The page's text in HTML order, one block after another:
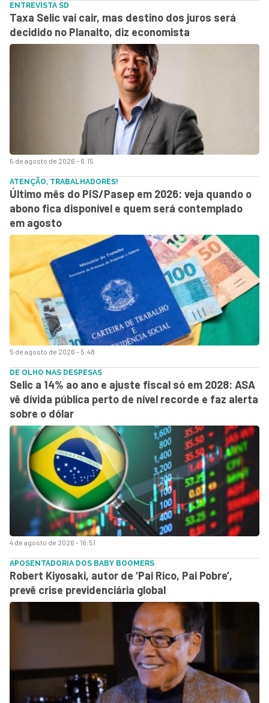
5 de agosto de 2026 - 6:15
ENTREVISTA SD
Taxa Selic vai cair, mas destino dos juros será
decidido no Planalto, diz economista
5 de agosto de 2026 - 5:48
ATENÇÃO, TRABALHADORES!
Último mês do PIS/Pasep em 2026: veja quando o
abono fica disponível e quem será contemplado
em agosto
4 de agosto de 2026 - 16:51
DE OLHO NAS DESPESAS
Selic a 14% ao ano e ajuste fiscal só em 2028: ASA
vê dívida pública perto de nível recorde e faz alerta
sobre o dólar
APOSENTADORIA DOS BABY BOOMERS
Robert Kiyosaki, autor de ‘Pai Rico, Pai Pobre’,
prevê crise previdenciária global